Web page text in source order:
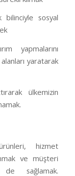
bilinciyle sosyal
yapmalarını
yaratarak
ülkemizin
hizmet
ve müşteri
sağlamak.